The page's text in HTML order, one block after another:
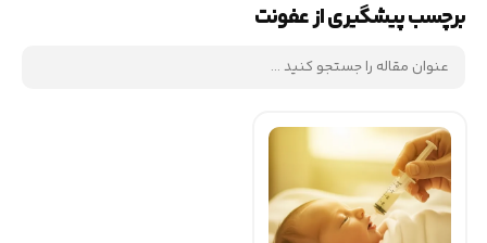
برچسب پیشگیری از عفونت